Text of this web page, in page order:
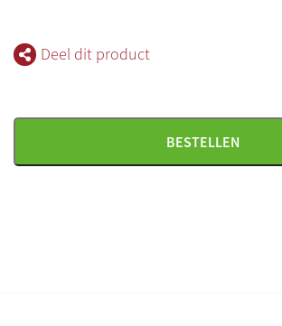
Deel dit product
BESTELLEN